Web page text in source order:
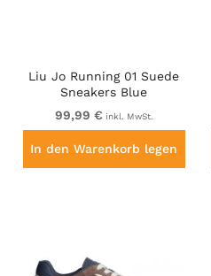
Liu Jo Running 01 Suede
Sneakers Blue
99,99 € inkl. MwSt.
In den Warenkorb legen